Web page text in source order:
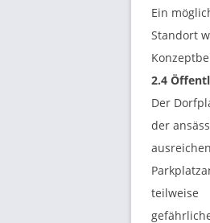
Ein
Standort
2.4
Der
der
teilweise